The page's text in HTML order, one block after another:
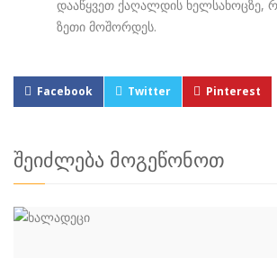
დააწყვეთ ქაღალდის ხელსახოცზე,
ზეთი მოშორდეს.
Facebook Twitter Pinterest
შეიძლება მოგეწონოთ